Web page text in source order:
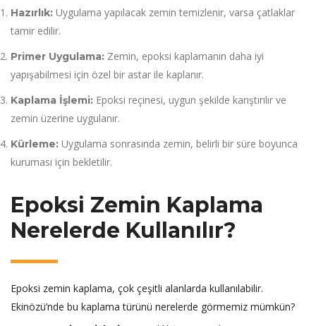
Hazırlık: Uygulama yapılacak zemin temizlenir, varsa çatlaklar
tamir edilir.
Primer Uygulama: Zemin, epoksi kaplamanın daha iyi
yapışabilmesi için özel bir astar ile kaplanır.
Kaplama İşlemi: Epoksi reçinesi, uygun şekilde karıştırılır ve
zemin üzerine uygulanır.
Kürleme: Uygulama sonrasında zemin, belirli bir süre boyunca
kuruması için bekletilir.
Epoksi Zemin Kaplama
Nerelerde Kullanılır?
Epoksi zemin kaplama, çok çeşitli alanlarda kullanılabilir.
Ekinözü’nde bu kaplama türünü nerelerde görmemiz mümkün?